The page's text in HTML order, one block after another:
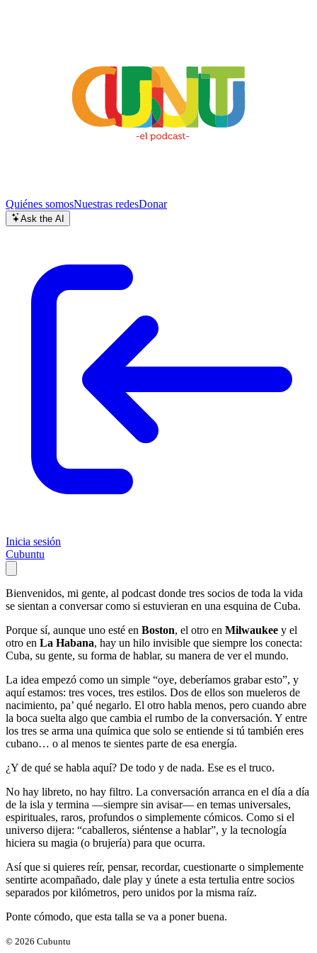
Quiénes somosNuestras redesDonar
Ask the AI
Inicia sesión
Cubuntu
Bienvenidos, mi gente, al podcast donde tres socios de toda la vida
se sientan a conversar como si estuvieran en una esquina de Cuba.
Porque sí, aunque uno esté en Boston, el otro en Milwaukee y el
otro en La Habana, hay un hilo invisible que siempre los conecta:
Cuba, su gente, su forma de hablar, su manera de ver el mundo.
La idea empezó como un simple “oye, deberíamos grabar esto”, y
aquí estamos: tres voces, tres estilos. Dos de ellos son mueleros de
nacimiento, pa’ qué negarlo. El otro habla menos, pero cuando abre
la boca suelta algo que cambia el rumbo de la conversación. Y entre
los tres se arma una química que solo se entiende si tú también eres
cubano… o al menos te sientes parte de esa energía.
¿Y de qué se habla aquí? De todo y de nada. Ese es el truco.
No hay libreto, no hay filtro. La conversación arranca en el día a día
de la isla y termina —siempre sin avisar— en temas universales,
espirituales, raros, profundos o simplemente cómicos. Como si el
universo dijera: “caballeros, siéntense a hablar”, y la tecnología
hiciera su magia (o brujería) para que ocurra.
Así que si quieres reír, pensar, recordar, cuestionarte o simplemente
sentirte acompañado, dale play y únete a esta tertulia entre socios
separados por kilómetros, pero unidos por la misma raíz.
Ponte cómodo, que esta talla se va a poner buena.
© 2026 Cubuntu